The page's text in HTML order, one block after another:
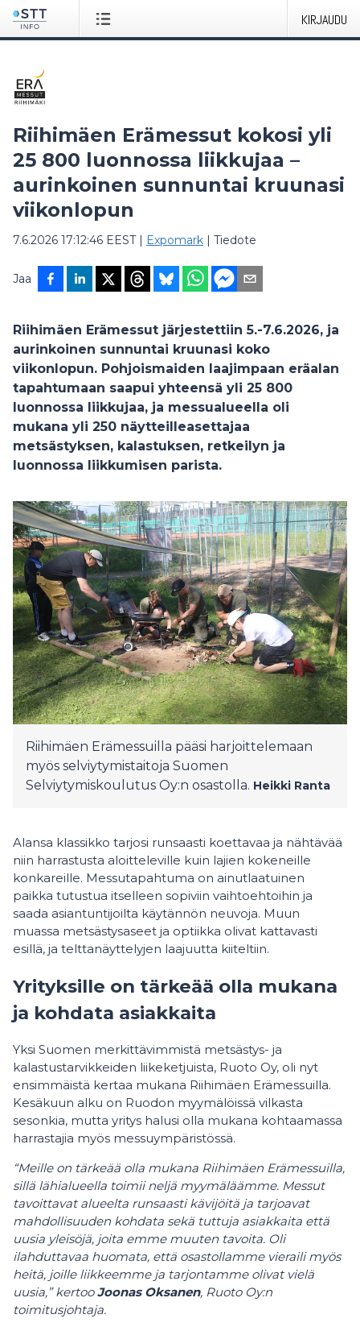
KIRJAUDU
Riihimäen Erämessut kokosi yli
25 800 luonnossa liikkujaa –
aurinkoinen sunnuntai kruunasi
viikonlopun
7.6.2026 17:12:46 EEST| Expomark | Tiedote
Jaa
Riihimäen Erämessut järjestettiin 5.-7.6.2026, ja
aurinkoinen sunnuntai kruunasi koko
viikonlopun. Pohjoismaiden laajimpaan eräalan
tapahtumaan saapui yhteensä yli 25 800
luonnossa liikkujaa, ja messualueella oli
mukana yli 250 näytteilleasettajaa
metsästyksen, kalastuksen, retkeilyn ja
luonnossa liikkumisen parista.
Riihimäen Erämessuilla pääsi harjoittelemaan
myös selviytymistaitoja Suomen
Selviytymiskoulutus Oy:n osastolla. Heikki Ranta
Alansa klassikko tarjosi runsaasti koettavaa ja nähtävää
niin harrastusta aloitteleville kuin lajien kokeneille
konkareille. Messutapahtuma on ainutlaatuinen
paikka tutustua itselleen sopiviin vaihtoehtoihin ja
saada asiantuntijoilta käytännön neuvoja. Muun
muassa metsästysaseet ja optiikka olivat kattavasti
esillä, ja telttanäyttelyjen laajuutta kiiteltiin.
Yrityksille on tärkeää olla mukana
ja kohdata asiakkaita
Yksi Suomen merkittävimmistä metsästys- ja
kalastustarvikkeiden liikeketjuista, Ruoto Oy, oli nyt
ensimmäistä kertaa mukana Riihimäen Erämessuilla.
Kesäkuun alku on Ruodon myymälöissä vilkasta
sesonkia, mutta yritys halusi olla mukana kohtaamassa
harrastajia myös messuympäristössä.
“Meille on tärkeää olla mukana Riihimäen Erämessuilla,
sillä lähialueella toimii neljä myymäläämme. Messut
tavoittavat alueelta runsaasti kävijöitä ja tarjoavat
mahdollisuuden kohdata sekä tuttuja asiakkaita että
uusia yleisöjä, joita emme muuten tavoita. Oli
ilahduttavaa huomata, että osastollamme vieraili myös
heitä, joille liikkeemme ja tarjontamme olivat vielä
uusia,” kertooJoonas Oksanen, Ruoto Oy:n
toimitusjohtaja.